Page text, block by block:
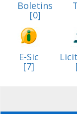
Boletins
[0]
E-Sic
[7]